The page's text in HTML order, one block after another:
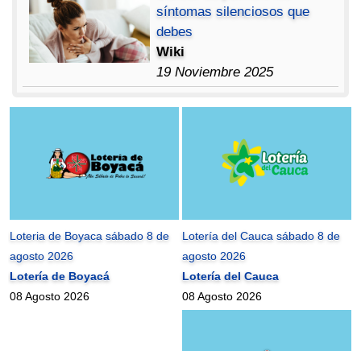
síntomas silenciosos que
debes
Wiki
19 Noviembre 2025
Loteria de Boyaca sábado 8 de
agosto 2026
Lotería de Boyacá
08 Agosto 2026
Lotería del Cauca sábado 8 de
agosto 2026
Lotería del Cauca
08 Agosto 2026